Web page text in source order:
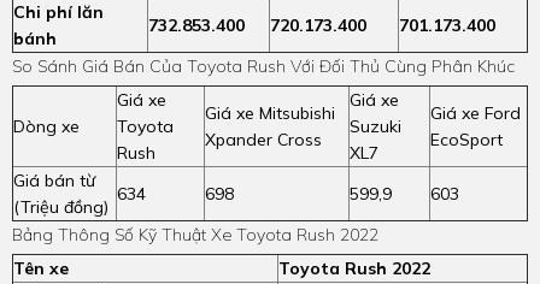
Chi phí lăn
bánh
732.853.400 720.173.400
701.173.400
So Sánh Giá Bán Của Toyota Rush Với Đối Thủ Cùng Phân Khúc
Dòng xe
Giá xe
Toyota
Rush
Giá xe Mitsubishi
Xpander Cross
Giá xe
Suzuki
XL7
Giá xe Ford
EcoSport
Giá bán từ
(Triệu đồng)
634 698 599,9
603
Bảng Thông Số Kỹ Thuật Xe Toyota Rush 2022
Tên xe
Toyota Rush 2022